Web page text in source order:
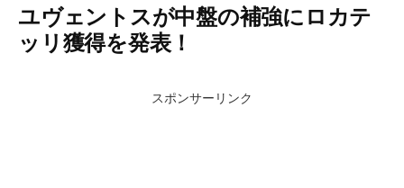
ユヴェントスが中盤の補強にロカテ
ッリ獲得を発表！
スポンサーリンク